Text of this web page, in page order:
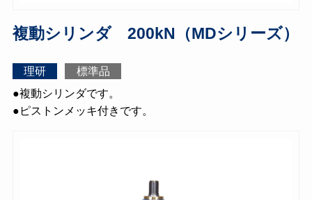
複動シリンダ 200kN（MDシリーズ）
理研
標準品
●複動シリンダです。
●ピストンメッキ付きです。